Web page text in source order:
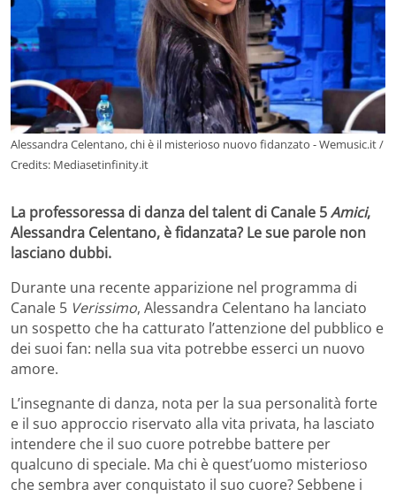
Alessandra Celentano, chi è il misterioso nuovo fidanzato - Wemusic.it /
Credits: Mediasetinfinity.it
La professoressa di danza del talent di Canale 5Amici,
Alessandra Celentano, è fidanzata? Le sue parole non
lasciano dubbi.
Durante una recente apparizione nel programma di
Canale 5 Verissimo, Alessandra Celentano ha lanciato
un sospetto che ha catturato l’attenzione del pubblico e
dei suoi fan: nella sua vita potrebbe esserci un nuovo
amore.
L’insegnante di danza, nota per la sua personalità forte
e il suo approccio riservato alla vita privata, ha lasciato
intendere che il suo cuore potrebbe battere per
qualcuno di speciale. Ma chi è quest’uomo misterioso
che sembra aver conquistato il suo cuore? Sebbene i